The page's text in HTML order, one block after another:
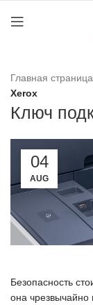
Главная страница
Xerox
Ключ
04
AUG
Безопасность
она чрезвычайно